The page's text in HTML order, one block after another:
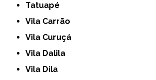
Tatuapé
Vila Carrão
Vila Curuçá
Vila Dalila
Vila Dila